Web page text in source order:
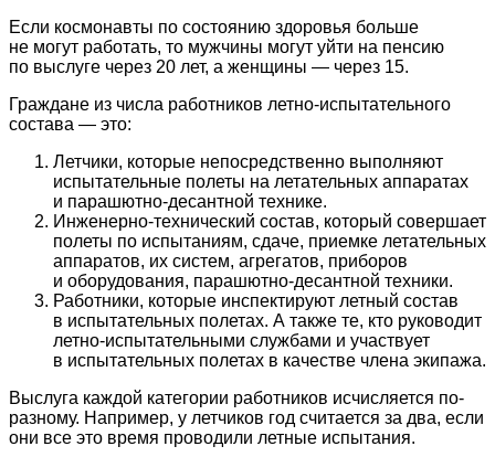
Если космонавты по состоянию здоровья больше
не могут работать, то мужчины могут уйти на пенсию
по выслуге через 20 лет, а женщины — через 15.
Граждане из числа работников летно-испытательного
состава — это:
Летчики, которые непосредственно выполняют
испытательные полеты на летательных аппаратах
и парашютно-десантной технике.
Инженерно-технический состав, который совершает
полеты по испытаниям, сдаче, приемке летательных
аппаратов, их систем, агрегатов, приборов
и оборудования, парашютно-десантной техники.
Работники, которые инспектируют летный состав
в испытательных полетах. А также те, кто руководит
летно-испытательными службами и участвует
в испытательных полетах в качестве члена экипажа.
Выслуга каждой категории работников исчисляется по-
разному. Например, у летчиков год считается за два, если
они все это время проводили летные испытания.